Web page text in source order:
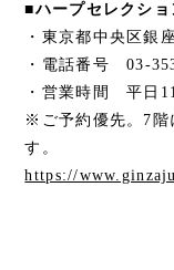
■ハープセレクショ
・東京都中央区銀
・電話番号 03-
・営業時間 平日
※ご予約優先。7階
す。
https://